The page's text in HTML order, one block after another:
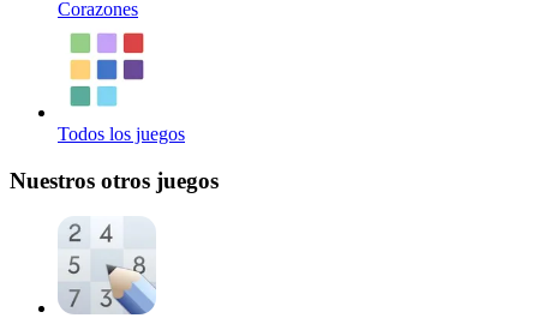
Corazones
Todos los juegos
Nuestros otros juegos